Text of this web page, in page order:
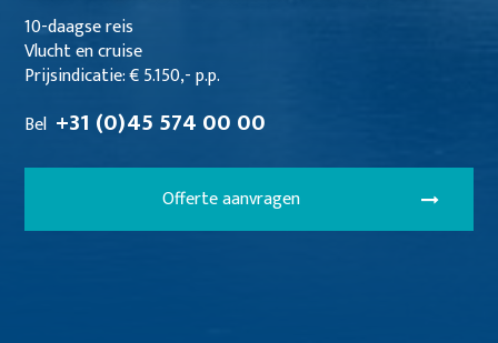
10-daagse reis
Vlucht en cruise
Prijsindicatie: € 5.150,- p.p.
Bel +31 (0)45 574 00 00
Offerte aanvragen